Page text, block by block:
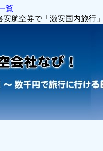
覧
航空券で「激安国内旅行